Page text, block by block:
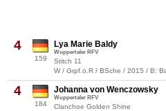
4
159
Lya Marie Baldy
Wuppertaler RFV
Stitch 11
W / Grpf.o.R / BSche / 2015 / B:
4
184
Johanna von Wenczowsky
Wuppertaler RFV
Clanchoe Golden Shine